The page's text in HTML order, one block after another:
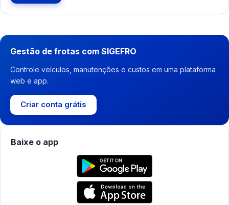
Gestão de frotas com SIGEFRO
Controle veículos, manutenções e custos em uma plataforma
web e app.
Criar conta grátis
Baixe o app